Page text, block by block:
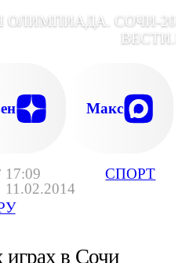
17:09
11.02.2014
СПОРТ
ОЛИМПИАДА. СОЧИ-
Макс
в Сочи